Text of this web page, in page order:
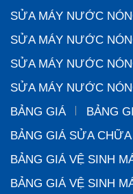
SỬA MÁY NƯỚC
SỬA MÁY NƯỚC
SỬA MÁY NƯỚC
SỬA MÁY NƯỚC
BẢNG GIÁ
BẢNG
BẢNG GIÁ SỬA
BẢNG GIÁ VỆ SINH
BẢNG GIÁ VỆ SINH